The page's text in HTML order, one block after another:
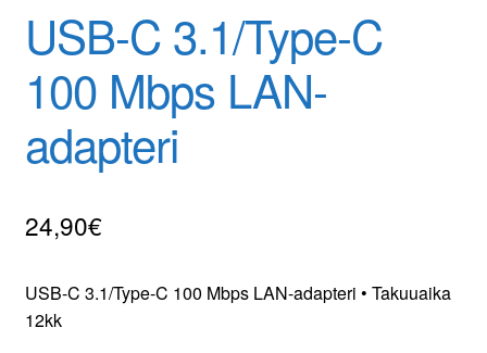
Yrityksestä
Yhteydenotto
Oma tili
Tilaa uutiskirje
USB-C 3.1/Type-C
100 Mbps LAN-
adapteri
24,90€
USB-C 3.1/Type-C 100 Mbps LAN-adapteri • Takuuaika
12kk